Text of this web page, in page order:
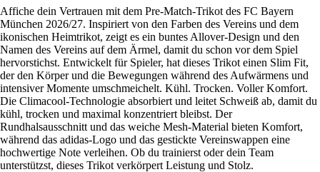
Affiche dein Vertrauen mit dem Pre-Match-Trikot des FC Bayern
München 2026/27. Inspiriert von den Farben des Vereins und dem
ikonischen Heimtrikot, zeigt es ein buntes Allover-Design und den
Namen des Vereins auf dem Ärmel, damit du schon vor dem Spiel
hervorstichst. Entwickelt für Spieler, hat dieses Trikot einen Slim Fit,
der den Körper und die Bewegungen während des Aufwärmens und
intensiver Momente umschmeichelt. Kühl. Trocken. Voller Komfort.
Die Climacool-Technologie absorbiert und leitet Schweiß ab, damit du
kühl, trocken und maximal konzentriert bleibst. Der
Rundhalsausschnitt und das weiche Mesh-Material bieten Komfort,
während das adidas-Logo und das gestickte Vereinswappen eine
hochwertige Note verleihen. Ob du trainierst oder dein Team
unterstützst, dieses Trikot verkörpert Leistung und Stolz.